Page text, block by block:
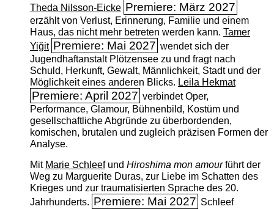
Theda Nilsson-Eicke Premiere: März 2027
erzählt von Verlust, Erinnerung, Familie und einem
Haus, das nicht mehr betreten werden kann. Tamer
Yiğit Premiere: Mai 2027 wendet sich der
Jugendhaftanstalt Plötzensee zu und fragt nach
Schuld, Herkunft, Gewalt, Männlichkeit, Stadt und der
Möglichkeit eines anderen Blicks. Leila Hekmat
Premiere: April 2027 verbindet Oper,
Performance, Glamour, Bühnenbild, Kostüm und
gesellschaftliche Abgründe zu überbordenden,
komischen, brutalen und zugleich präzisen Formen der
Analyse.
Mit Marie Schleefund Hiroshima mon amourführt der
Weg zu Marguerite Duras, zur Liebe im Schatten des
Krieges und zur traumatisierten Sprache des 20.
Jahrhunderts. Premiere: Mai 2027 Schleef